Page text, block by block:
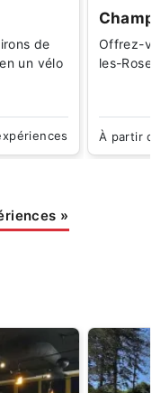
de
un vélo
Offrez-
les-
À partir
»